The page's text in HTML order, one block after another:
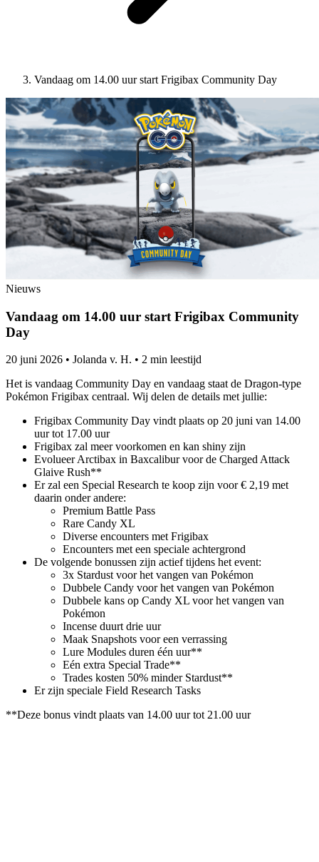
Vandaag om 14.00 uur start Frigibax Community Day
Nieuws
Vandaag om 14.00 uur start Frigibax Community
Day
20 juni 2026 • Jolanda v. H. • 2 min leestijd
Het is vandaag Community Day en vandaag staat de Dragon-type
Pokémon Frigibax centraal. Wij delen de details met jullie:
Frigibax Community Day vindt plaats op 20 juni van 14.00
uur tot 17.00 uur
Frigibax zal meer voorkomen en kan shiny zijn
Evolueer Arctibax in Baxcalibur voor de Charged Attack
Glaive Rush**
Er zal een Special Research te koop zijn voor € 2,19 met
daarin onder andere:
Premium Battle Pass
Rare Candy XL
Diverse encounters met Frigibax
Encounters met een speciale achtergrond
De volgende bonussen zijn actief tijdens het event:
3x Stardust voor het vangen van Pokémon
Dubbele Candy voor het vangen van Pokémon
Dubbele kans op Candy XL voor het vangen van
Pokémon
Incense duurt drie uur
Maak Snapshots voor een verrassing
Lure Modules duren één uur**
Eén extra Special Trade**
Trades kosten 50% minder Stardust**
Er zijn speciale Field Research Tasks
**Deze bonus vindt plaats van 14.00 uur tot 21.00 uur